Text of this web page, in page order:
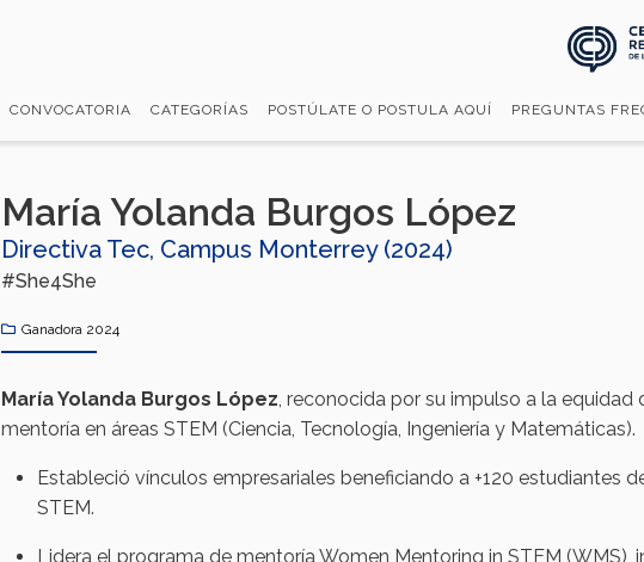
CONVOCATORIA CATEGORÍAS POSTÚLATE O POSTULA AQUÍ PREGUNTAS
María Yolanda Burgos López
Directiva Tec, Campus Monterrey (2024)
#She4She
Ganadora 2024
María Yolanda Burgos López, reconocida por su impulso a la equidad
mentoría en áreas STEM (Ciencia, Tecnología, Ingeniería y Matemáticas).
Estableció vínculos empresariales beneficiando a +120 estudiantes
STEM.
Lidera el programa de mentoría Women Mentoring in STEM (WMS),